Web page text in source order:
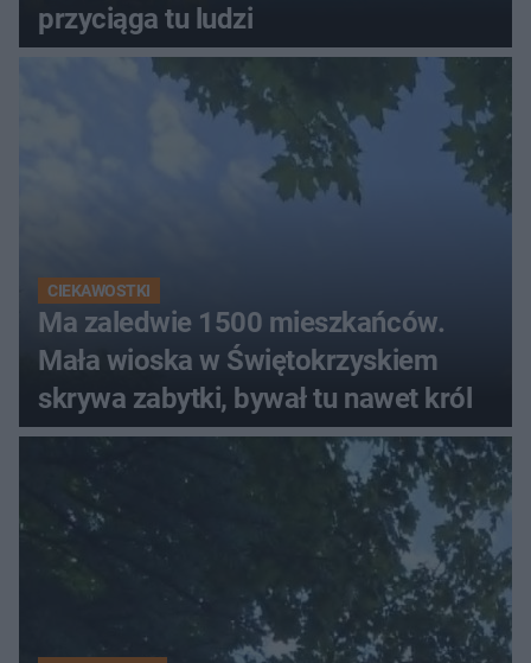
przyciąga tu ludzi
CIEKAWOSTKI
Ma zaledwie 1500 mieszkańców.
Mała wioska w Świętokrzyskiem
skrywa zabytki, bywał tu nawet król